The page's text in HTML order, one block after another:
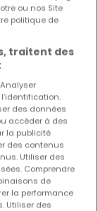
ou nos Site
politique de
traitent des
des données
accéder à des
la publicité
des contenus
Utiliser des
Comprendre
de
la performance
Utiliser des